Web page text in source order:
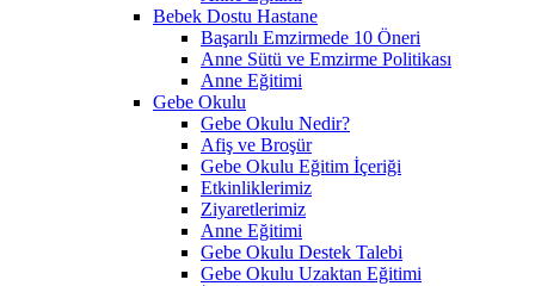
Bebek Dostu Hastane
Başarılı Emzirmede 10 Öneri
Anne Sütü ve Emzirme Politikası
Anne Eğitimi
Gebe Okulu
Gebe Okulu Nedir?
Afiş ve Broşür
Gebe Okulu Eğitim İçeriği
Etkinliklerimiz
Ziyaretlerimiz
Anne Eğitimi
Gebe Okulu Destek Talebi
Gebe Okulu Uzaktan Eğitimi